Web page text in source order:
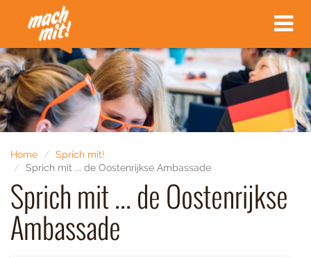
Toggle
Home
Sprich mit!
Sprich mit ... de Oostenrijkse Ambassade
Sprich mit ... de Oostenrijkse
Ambassade